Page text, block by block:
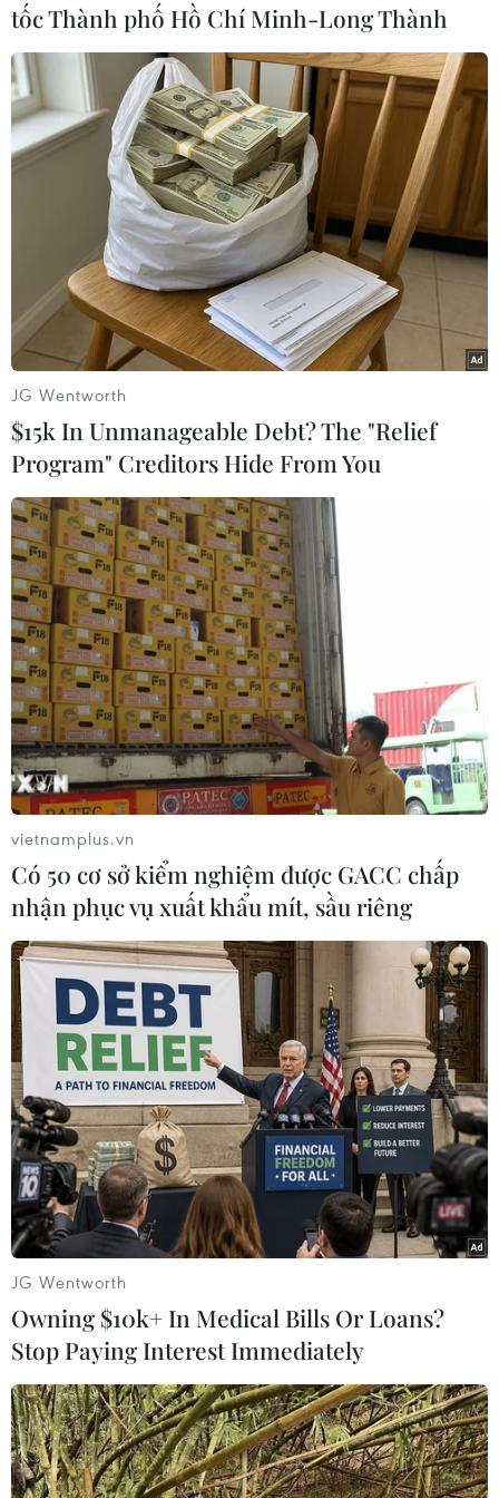
Việc ông Sơn bị điện giật chết là một mất mát
quá lớn đối với gia đình. Ngoài ra, qua vụ việc
này, một lần nữa cảnh tỉnh người dân nên có
biện pháp sử dụng điện an toàn, tránh những
tai nạn thương tâm./.
(TTXVN/Vietnam+)
#điện giật #cưa sắt #máy cắt sắt
#tai nạn lao động
Bình Phước Đồng Nai
Theo dõi VietnamPlus
TIN LIÊN QUAN
Tây Ninh: Tài xế bất cẩn bị điện giật chết
khi cẩu cây xanh
30/06/2019 13:22
Chiều 30/6, tại cây xăng Mẫn Đăng, nằm trên đường
785, thuộc địa bàn ấp Thành Lợi, xã Thạnh Tân, thành
tốc Thành phố Hồ Chí Minh-Long Thành
JG Wentworth
$15k In Unmanageable Debt? The "Relief
Program" Creditors Hide From You
vietnamplus.vn
Có 50 cơ sở kiểm nghiệm được GACC chấp
nhận phục vụ xuất khẩu mít, sầu riêng
JG Wentworth
Owning $10k+ In Medical Bills Or Loans?
Stop Paying Interest Immediately